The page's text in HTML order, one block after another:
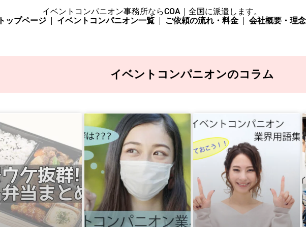
イベントコンパニオン事務所ならCOA｜全国に派遣します。
トップページ
イベントコンパニオン一覧 ご依頼の流れ・料金 会社概要・理念
イベントコンパニオンのコラム